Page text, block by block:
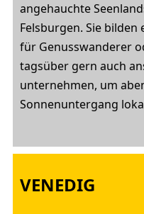
angehauchte
Felsburgen. Sie bilden
für Genusswanderer
tagsüber gern auch
unternehmen, um
Sonnenuntergang
VENEDIG